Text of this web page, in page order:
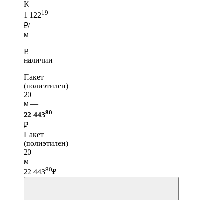
K
1 12219
₽/
м
В
наличии
Пакет
(полиэтилен)
20
м —
22 44380
₽
Пакет
(полиэтилен)
20
м
22 44380₽